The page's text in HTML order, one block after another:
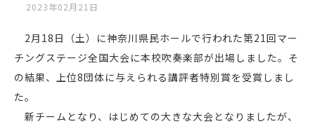
2023年02月21日
2月18日（土）に神奈川県民ホールで行われた第21回マー
チングステージ全国大会に本校吹奏楽部が出場しました。そ
の結果、上位8団体に与えられる講評者特別賞を受賞しまし
た。
新チームとなり、はじめての大きな大会となりましたが、